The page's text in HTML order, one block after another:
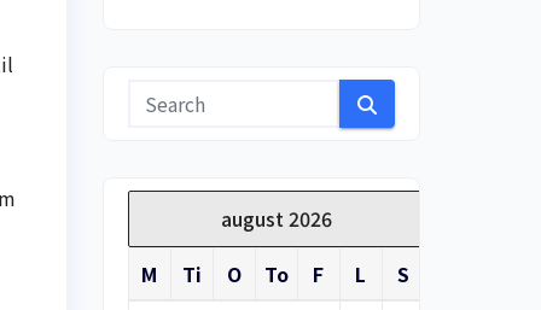
august 2026
M
Ti O To F L
S